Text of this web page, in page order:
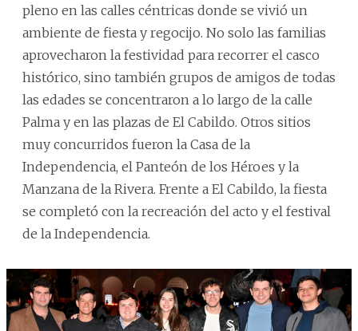
pleno en las calles céntricas donde se vivió un
ambiente de fiesta y regocijo. No solo las familias
aprovecharon la festividad para recorrer el casco
histórico, sino también grupos de amigos de todas
las edades se concentraron a lo largo de la calle
Palma y en las plazas de El Cabildo. Otros sitios
muy concurridos fueron la Casa de la
Independencia, el Panteón de los Héroes y la
Manzana de la Rivera. Frente a El Cabildo, la fiesta
se completó con la recreación del acto y el festival
de la Independencia.